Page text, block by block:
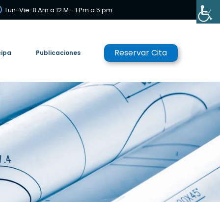
Lun-Vie: 8 Am a 12 M - 1 Pm a 5 pm
Publicaciones Reservar Cita